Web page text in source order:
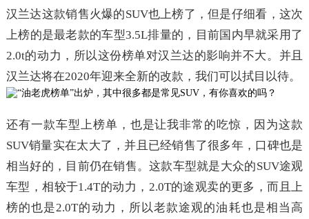
汉兰达这款销售火爆的SUV也上榜了，但是仔细看，这次
上榜的是最老款的车型3.5L排量的，目前国内早就采用了
2.0t的动力，所以这份榜单对汉兰达的影响并不大。并且
汉兰达将在2020年迎来全新的改款，我们可以拭目以待。
还有一款车型上榜单，也是让我非常的吃惊，因为这款
SUV销量实在太大了，并且已经销售了很多年，口碑也是
相当好的，目前仍在销售。这款车型就是大众的SUV途观
车型，相较于1.4T的动力，2.0T的途观卖的更多，而且上
榜的也是2.0T的动力，所以老款途观的油耗也是相当高